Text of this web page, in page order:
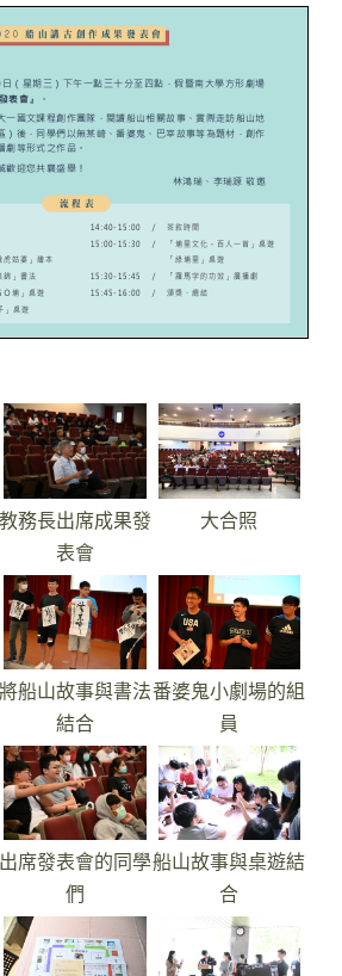
教務長出席成果發
表會
大合照
將船山故事與書法
結合
番婆鬼小劇場的組
員
出席發表會的同學
們
船山故事與桌遊結
合